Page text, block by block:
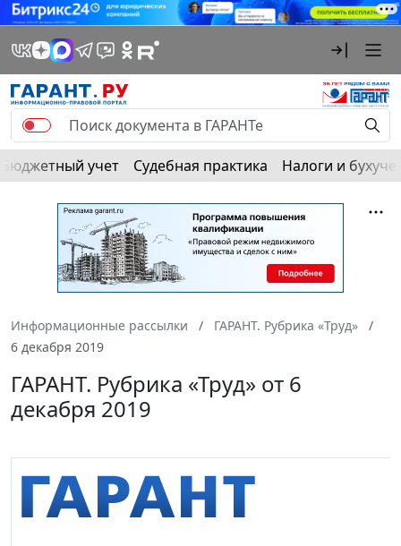
Бюджетный учет Судебная практика Налоги и
Информационные рассылки
ГАРАНТ. Рубрика «Труд»
6 декабря 2019
ГАРАНТ. Рубрика «Труд» от 6
декабря 2019